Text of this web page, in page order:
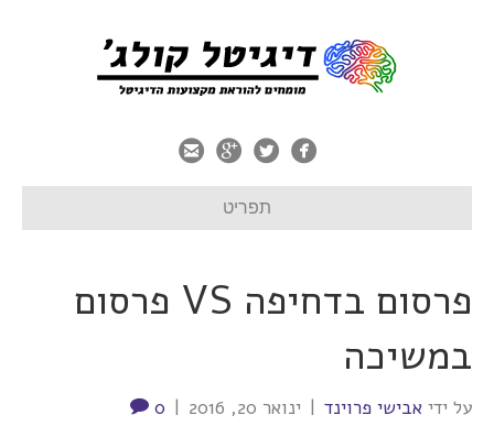
תפריט
פרסום בדחיפה VS פרסום
במשיכה
על ידי אבישי פרוינד | ינואר 20, 2016 |
0